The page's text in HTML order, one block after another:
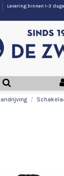
Levering binnen 1-3